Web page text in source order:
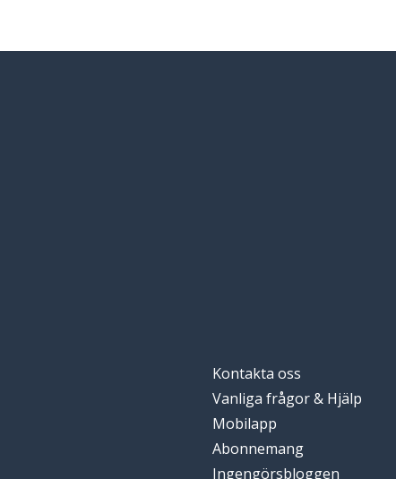
Kontakta oss
Vanliga frågor & Hjälp
Mobilapp
Abonnemang
Ingengörsbloggen